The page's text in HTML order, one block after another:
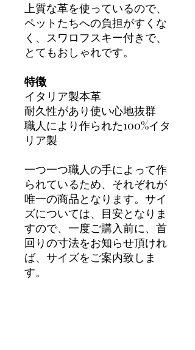
上質な革を使っているので、
ペットたちへの負担がすくな
く、スワロフスキー付きで、
とてもおしゃれです。
特徴
イタリア製本革
耐久性があり使い心地抜群
職人により作られた100%イタ
リア製
一つ一つ職人の手によって作
られているため、それぞれが
唯一の商品となります。サイ
ズについては、目安となりま
すので、一度ご購入前に、首
回りの寸法をお知らせ頂けれ
ば、サイズをご案内致しま
す。